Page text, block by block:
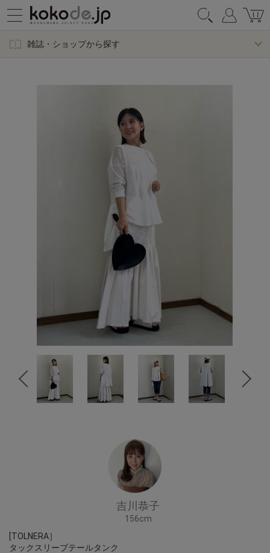
雑誌・ショップから探す
吉川恭子
156cm
[TOLNERA］
タックスリーブテールタンク